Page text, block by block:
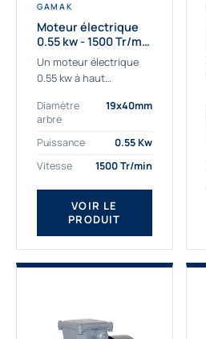
GAMAK
Moteur électrique
0.55 kw - 1500 Tr/min
- 230/400V - IE2
Un moteur électrique
0.55 kw à haut
applications les plus
exigeantes.
Notre moteur électrique
0.55 kw de référence
AGM2EL 80 M 4a...
Diamètre
arbre
19x40mm
Puissance
0.55 Kw
Vitesse
1500 Tr/min
VOIR LE
PRODUIT